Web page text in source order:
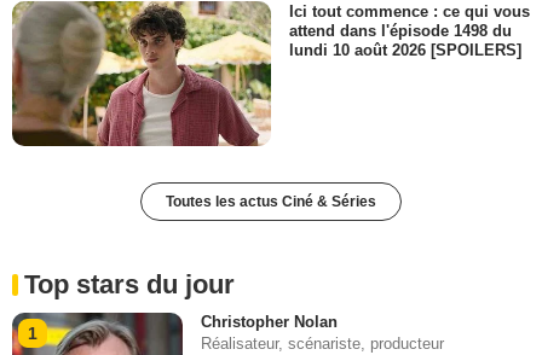
Ici tout commence : ce qui vous
attend dans l'épisode 1498 du
lundi 10 août 2026 [SPOILERS]
Toutes les actus Ciné & Séries
Top stars du jour
1
Christopher Nolan
Réalisateur, scénariste, producteur